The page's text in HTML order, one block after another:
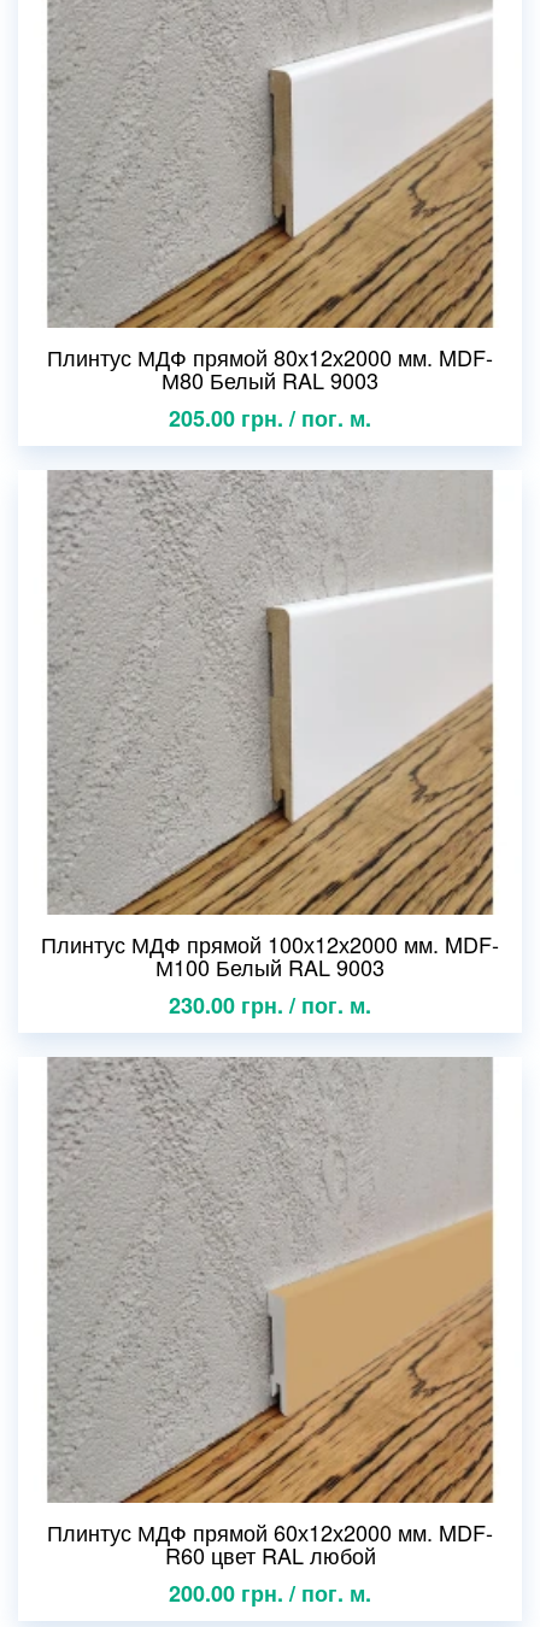
Плинтус МДФ прямой 80х12х2000 мм. MDF-
М80 Белый RAL 9003
205.00 грн. / пог. м.
Плинтус МДФ прямой 100х12х2000 мм. MDF-
М100 Белый RAL 9003
230.00 грн. / пог. м.
Плинтус МДФ прямой 60х12х2000 мм. MDF-
R60 цвет RAL любой
200.00 грн. / пог. м.